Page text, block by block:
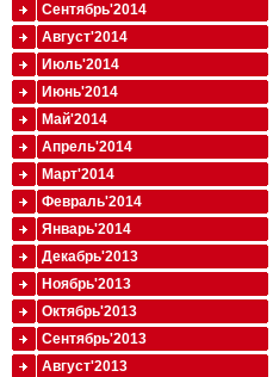
Сентябрь'2014
Август'2014
Июль'2014
Июнь'2014
Май'2014
Апрель'2014
Март'2014
Февраль'2014
Январь'2014
Декабрь'2013
Ноябрь'2013
Октябрь'2013
Сентябрь'2013
Август'2013